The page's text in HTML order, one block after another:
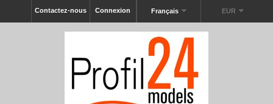
EUR
Français
Connexion
Contactez-nous